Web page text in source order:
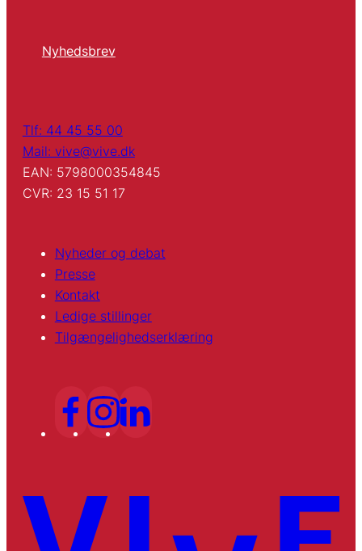
Nyhedsbrev
Tlf: 44 45 55 00
Mail: vive@vive.dk
EAN: 5798000354845
CVR: 23 15 51 17
Nyheder og debat
Presse
Kontakt
Ledige stillinger
Tilgængelighedserklæring